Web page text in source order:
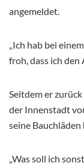
angemeldet.
„Ich hab bei
froh, dass ich den
Seitdem er
der Innenstadt
seine Bauchläden
„Was soll ich